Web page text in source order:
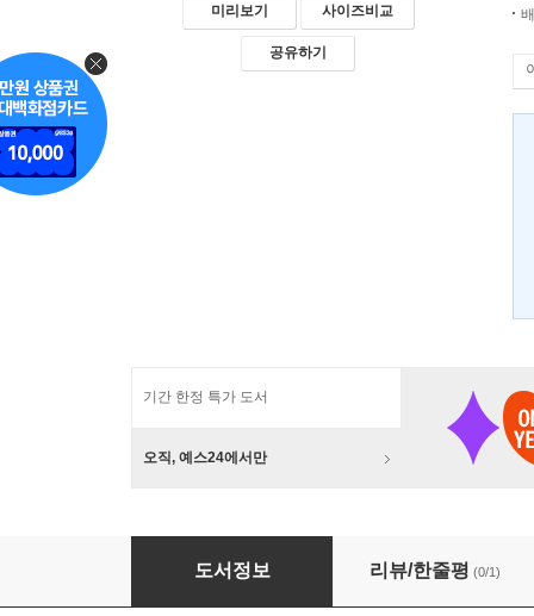
미리보기 사이즈비교
공유하기
기간 한정 특가 도서
오직, 예스24에서만
복음의 자유를 누려라
도서정보 리뷰/한줄평 (0/1)